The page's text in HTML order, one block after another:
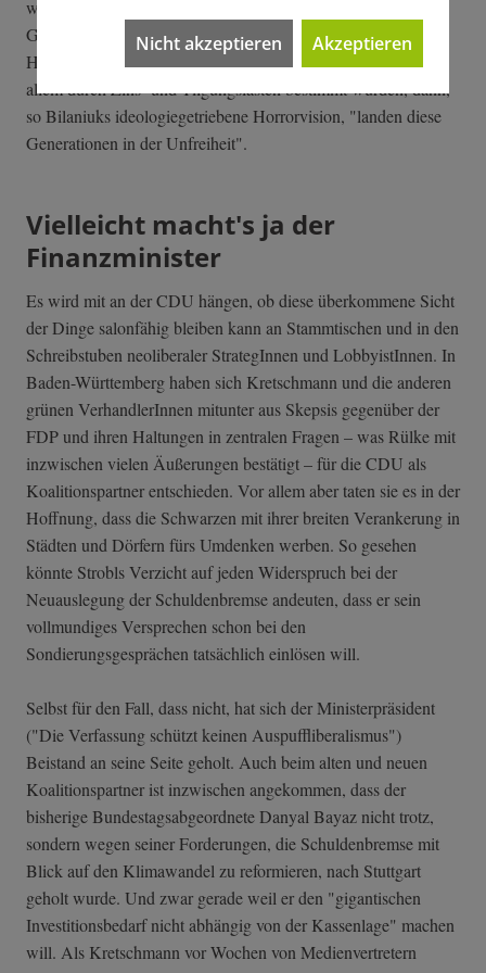
weiter, "doch Nachhaltigkeit bedeutet auch, dass zukünftige
Generationen in den öffentlichen Haushalten der Zukunft
Handlungsspielräume vorfinden". Wenn Haushalte aber vor
allem durch Zins- und Tilgungslasten bestimmt würden, dann,
so Bilaniuks ideologiegetriebene Horrorvision, "landen diese
Generationen in der Unfreiheit".
Vielleicht macht's ja der
Finanzminister
Es wird mit an der CDU hängen, ob diese überkommene Sicht
der Dinge salonfähig bleiben kann an Stammtischen und in den
Schreibstuben neoliberaler StrategInnen und LobbyistInnen. In
Baden-Württemberg haben sich Kretschmann und die anderen
grünen VerhandlerInnen mitunter aus Skepsis gegenüber der
FDP und ihren Haltungen in zentralen Fragen – was Rülke mit
inzwischen vielen Äußerungen bestätigt – für die CDU als
Koalitionspartner entschieden. Vor allem aber taten sie es in der
Hoffnung, dass die Schwarzen mit ihrer breiten Verankerung in
Städten und Dörfern fürs Umdenken werben. So gesehen
könnte Strobls Verzicht auf jeden Widerspruch bei der
Neuauslegung der Schuldenbremse andeuten, dass er sein
vollmundiges Versprechen schon bei den
Sondierungsgesprächen tatsächlich einlösen will.
Selbst für den Fall, dass nicht, hat sich der Ministerpräsident
("Die Verfassung schützt keinen Auspuffliberalismus")
Beistand an seine Seite geholt. Auch beim alten und neuen
Koalitionspartner ist inzwischen angekommen, dass der
bisherige Bundestagsabgeordnete Danyal Bayaz nicht trotz,
sondern wegen seiner Forderungen, die Schuldenbremse mit
Blick auf den Klimawandel zu reformieren, nach Stuttgart
geholt wurde. Und zwar gerade weil er den "gigantischen
Investitionsbedarf nicht abhängig von der Kassenlage" machen
will. Als Kretschmann vor Wochen von Medienvertretern
Nicht akzeptieren Akzeptieren